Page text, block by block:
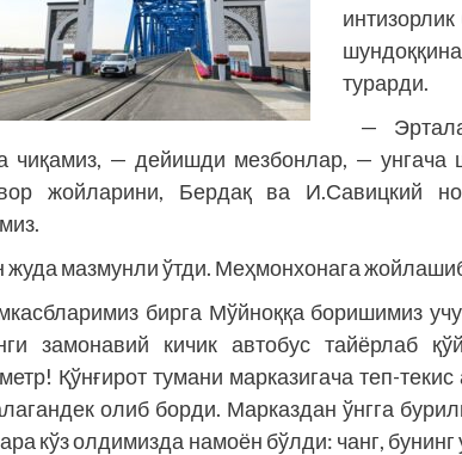
турарди.
—
чиқамиз, — дейишди мезбонлар, — унгача
жойларини, Бердақ ва И.Савицкий
жуда мазмунли ўтди. Меҳмонхонага
бирга Мўйноққа боришимиз
замонавий кичик автобус тайёрлаб
Қўнғирот тумани марказигача теп-
олиб борди. Марказдан ўнгга
кўз олдимизда намоён бўлди: чанг, бунинг